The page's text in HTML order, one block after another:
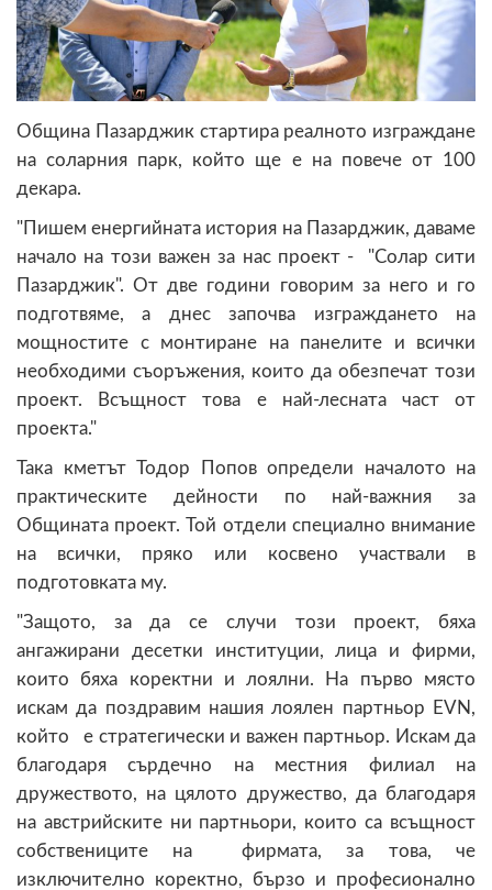
Община Пазарджик стартира реалното изграждане
на соларния парк, който ще е на повече от 100
декара.
"Пишем енергийната история на Пазарджик, даваме
начало на този важен за нас проект - "Солар сити
Пазарджик". От две години говорим за него и го
подготвяме, а днес започва изграждането на
мощностите с монтиране на панелите и всички
необходими съоръжения, които да обезпечат този
проект. Всъщност това е най-лесната част от
проекта."
Така кметът Тодор Попов определи началото на
практическите дейности по най-важния за
Общината проект. Той отдели специално внимание
на всички, пряко или косвено участвали в
подготовката му.
"Защото, за да се случи този проект, бяха
ангажирани десетки институции, лица и фирми,
които бяха коректни и лоялни. На първо място
искам да поздравим нашия лоялен партньор EVN,
който е стратегически и важен партньор. Искам да
благодаря сърдечно на местния филиал на
дружеството, на цялото дружество, да благодаря
на австрийските ни партньори, които са всъщност
собствениците на фирмата, за това, че
изключително коректно, бързо и професионално